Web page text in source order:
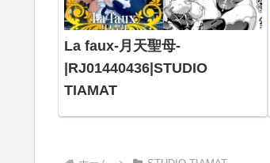
La faux-月天聖母-
|RJ01440436|STUDIO
TIAMAT